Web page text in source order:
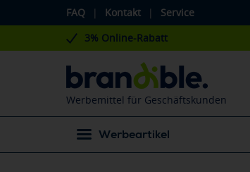
FAQ | Kontakt | Service
3% Online-Rabatt
Werbemittel für Geschäftskunden
Werbeartikel